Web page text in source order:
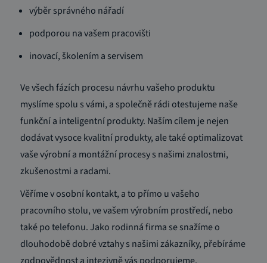
výběr správného nářadí
podporou na vašem pracovišti
inovací, školením a servisem
Ve všech fázích procesu návrhu vašeho produktu
myslíme spolu s vámi, a společně rádi otestujeme naše
funkční a inteligentní produkty. Naším cílem je nejen
dodávat vysoce kvalitní produkty, ale také optimalizovat
vaše výrobní a montážní procesy s našimi znalostmi,
zkušenostmi a radami.
Věříme v osobní kontakt, a to přímo u vašeho
pracovního stolu, ve vašem výrobním prostředí, nebo
také po telefonu. Jako rodinná firma se snažíme o
dlouhodobě dobré vztahy s našimi zákazníky, přebíráme